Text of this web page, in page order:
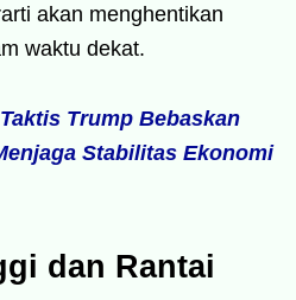
akan menghentikan
waktu dekat.
Trump Bebaskan
Stabilitas Ekonomi
dan Rantai